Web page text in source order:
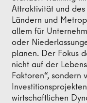
Attraktivität und
Ländern und
allem für
oder
planen. Der Fokus
nicht auf der
Faktoren“, sondern
wirtschaftlichen